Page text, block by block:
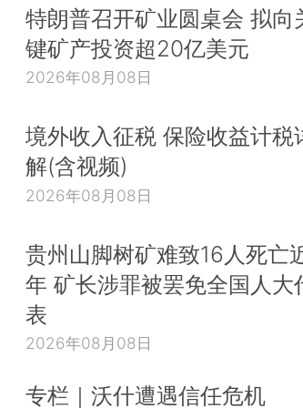
特朗普召开矿业圆桌会 拟向
键矿产投资超20亿美元
2026年08月08日
境外收入征税 保险收益计税
解(含视频)
2026年08月08日
贵州山脚树矿难致16人死亡
年 矿长涉罪被罢免全国人大
表
2026年08月08日
专栏｜沃什遭遇信任危机